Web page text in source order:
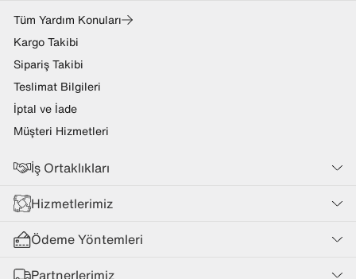
Tüm Yardım Konuları
Kargo Takibi
Sipariş Takibi
Teslimat Bilgileri
İptal ve İade
Müşteri Hizmetleri
İş Ortaklıkları
Hizmetlerimiz
Ödeme Yöntemleri
Partnerlerimiz